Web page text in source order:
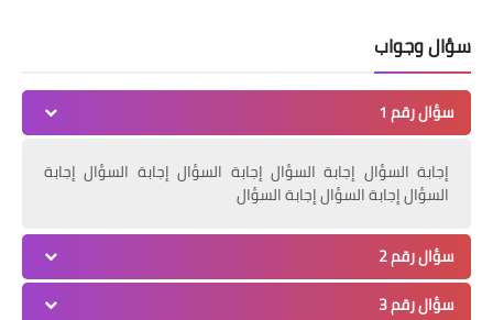
أخبار
سؤال وجواب
سؤال رقم 1
إجابة السؤال إجابة السؤال إجابة السؤال إجابة السؤال إجابة
السؤال إجابة السؤال إجابة السؤال
سؤال رقم 2
سؤال رقم 3